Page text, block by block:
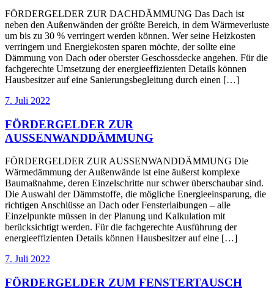
FÖRDERGELDER ZUR DACHDÄMMUNG Das Dach ist
neben den Außenwänden der größte Bereich, in dem Wärmeverluste
um bis zu 30 % verringert werden können. Wer seine Heizkosten
verringern und Energiekosten sparen möchte, der sollte eine
Dämmung von Dach oder oberster Geschossdecke angehen. Für die
fachgerechte Umsetzung der energieeffizienten Details können
Hausbesitzer auf eine Sanierungsbegleitung durch einen […]
7. Juli 2022
FÖRDERGELDER ZUR
AUSSENWANDDÄMMUNG
FÖRDERGELDER ZUR AUSSENWANDDÄMMUNG Die
Wärmedämmung der Außenwände ist eine äußerst komplexe
Baumaßnahme, deren Einzelschritte nur schwer überschaubar sind.
Die Auswahl der Dämmstoffe, die mögliche Energieeinsparung, die
richtigen Anschlüsse an Dach oder Fensterlaibungen – alle
Einzelpunkte müssen in der Planung und Kalkulation mit
berücksichtigt werden. Für die fachgerechte Ausführung der
energieeffizienten Details können Hausbesitzer auf eine […]
7. Juli 2022
FÖRDERGELDER ZUM FENSTERTAUSCH